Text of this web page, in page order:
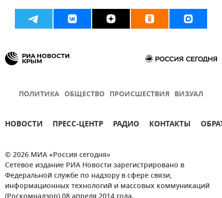
ПОЛИТИКА ОБЩЕСТВО ПРОИСШЕСТВИЯ ВИЗУАЛ
НОВОСТИ ПРЕСС-ЦЕНТР РАДИО КОНТАКТЫ
© 2026 МИА «Россия сегодня»
Сетевое издание РИА Новости зарегистрировано в
Федеральной службе по надзору в сфере связи,
информационных технологий и массовых коммуникаций